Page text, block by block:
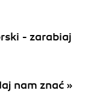
- zarabiaj
nam znać »